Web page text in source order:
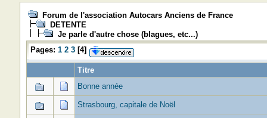
Forum de l'association Autocars Anciens de France
DETENTE
Je parle d'autre chose (blagues, etc...)
Pages: 1 2 3[4]
Titre
Bonne année
Strasbourg, capitale de Noël